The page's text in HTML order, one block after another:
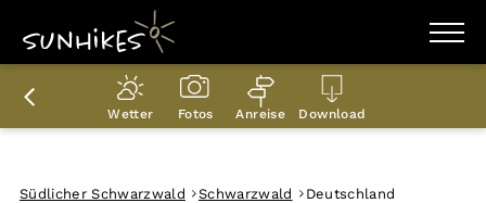
WANDERZIELE
WANDERUNGEN
ENTDECKEN
PLANER
Wetter Fotos Anreise Download
Südlicher Schwarzwald Schwarzwald Deutschland